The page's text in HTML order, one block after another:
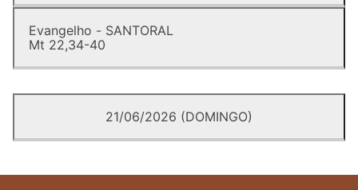
Evangelho - SANTORAL
Mt 22,34-40
21/06/2026 (DOMINGO)